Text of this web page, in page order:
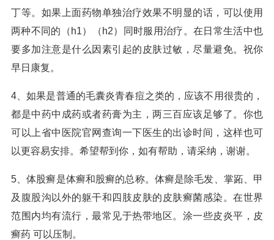
丁等。如果上面药物单独治疗效果不明显的话，可以使用
两种不同的（h1）（h2）同时服用治疗。在日常生活中也
要多加注意是什么因素引起的皮肤过敏，尽量避免。祝你
早日康复。
4、如果是普通的毛囊炎青春痘之类的，应该不用很贵的，
都是中药中成药或者药膏为主，两三百应该足够了。你也
可以上省中医院官网查询一下医生的出诊时间，这样也可
以更容易安排。希望帮到你，如有帮助，请采纳，谢谢。
5、体股癣是体癣和股癣的总称。体癣是除毛发、掌跖、甲
及腹股沟以外的躯干和四肢皮肤的皮肤癣菌感染。在世界
范围内均有流行，最常见于热带地区。涂一些皮炎平，皮
癣药 可以压制。